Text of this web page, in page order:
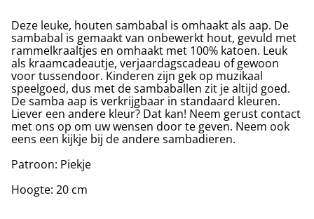
Deze leuke, houten sambabal is omhaakt als aap. De
sambabal is gemaakt van onbewerkt hout, gevuld met
rammelkraaltjes en omhaakt met 100% katoen. Leuk
als kraamcadeautje, verjaardagscadeau of gewoon
voor tussendoor. Kinderen zijn gek op muzikaal
speelgoed, dus met de sambaballen zit je altijd goed.
De samba aap is verkrijgbaar in standaard kleuren.
Liever een andere kleur? Dat kan! Neem gerust contact
met ons op om uw wensen door te geven. Neem ook
eens een kijkje bij de andere sambadieren.
Patroon: Piekje
Hoogte: 20 cm